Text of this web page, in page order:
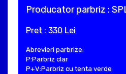
Producator parbriz :
Pret : 330 Lei
Abrevieri parbrize:
P:Parbriz clar
P+V:Parbriz cu tenta verde